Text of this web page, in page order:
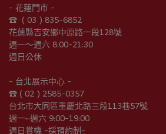
- 花蓮門市 -
☎︎  ( 03 ) 835-6852
花蓮縣吉安鄉中原路一段128號
週一～週六 8:00-21:30
週日公休
- 台北展示中心 -
☎︎ ( 02 ) 2585-0357
台北市大同區重慶北路三段113巷57號
週一~週六 9:00-19:00
週日賞機 -採預約制-